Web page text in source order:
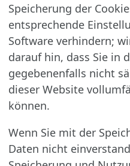
Speicherung der
entsprechende
Software verhindern;
darauf hin, dass Sie in
gegebenenfalls nicht
dieser Website
können.
Wenn Sie mit der
Daten nicht